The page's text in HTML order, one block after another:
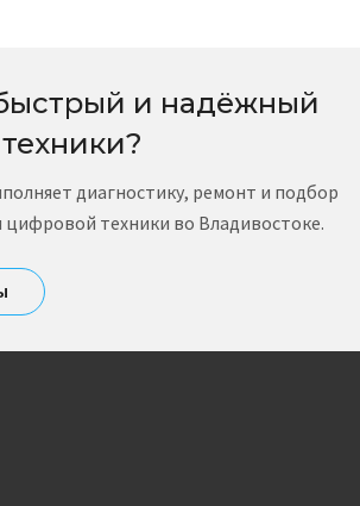
и надёжный
диагностику, ремонт и подбор
цифровой техники во Владивостоке.